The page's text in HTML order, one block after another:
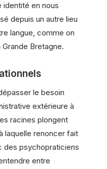
identité en nous
depuis un autre lieu
langue, comme on
Bretagne.
le besoin
extérieure à
racines plongent
laquelle renoncer fait
des psychopraticiens
entre